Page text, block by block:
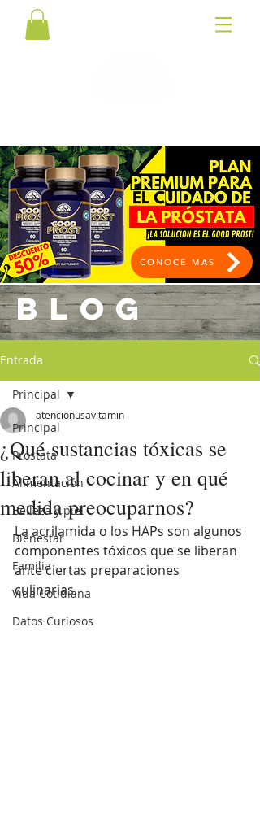
CONOCE MAS
BLOG
Entrada
Principal
Próstata
Alimentación
Belleza y piel
Bienestar
Familia
Vida Cotidiana
Datos Curiosos
Principal
¿Qué sustancias tóxicas se
liberan al cocinar y en qué
medida preocuparnos?
atencionusavitamin
La acrilamida o los HAPs son algunos
componentes tóxicos que se liberan
ante ciertas preparaciones
culinarias.